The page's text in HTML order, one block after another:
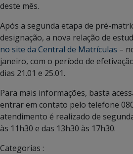
deste mês.
Após a segunda etapa de pré-
designação, a nova relação de
no site da Central de Matrículas –
janeiro, com o período de
dias 21.01 e 25.01.
Para mais informações, basta
entrar em contato pelo telefone
atendimento é realizado de
às 11h30 e das 13h30 às 17h30.
Categorias :